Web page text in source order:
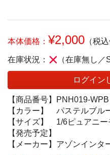
本体価格： ¥2,000 （税
在庫状況： （在庫無し／
ログイン
【商品番号】 PNH019-
【カラー】
パステルブル
【サイズ】
1/6ピュアニー
【発売予定】
【メーカー】 アゾンインタ